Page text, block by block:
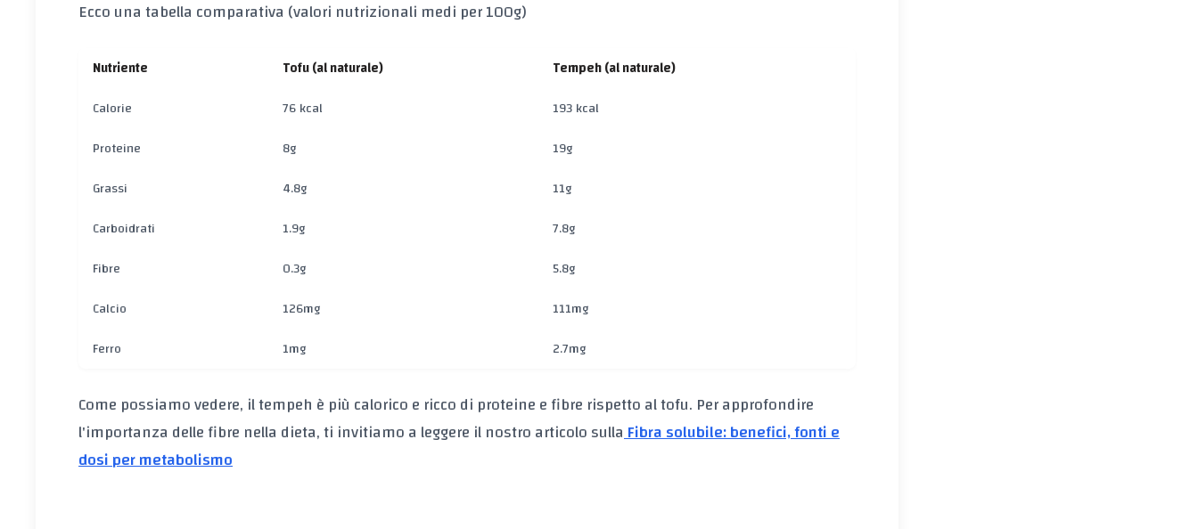
Ecco una tabella comparativa (valori nutrizionali medi per 100g)
Nutriente Tofu (al naturale)
Tempeh (al naturale)
Calorie
76 kcal
193 kcal
Proteine
8g
19g
Grassi
4.8g
11g
Carboidrati
1.9g
7.8g
Fibre
0.3g
5.8g
Calcio
126mg
111mg
Ferro
1mg 2.7mg
Come possiamo vedere, il tempeh è più calorico e ricco di proteine e fibre rispetto al tofu. Per approfondire
l'importanza delle fibre nella dieta, ti invitiamo a leggere il nostro articolo sullaFibra solubile: benefici, fonti e
dosi per metabolismo